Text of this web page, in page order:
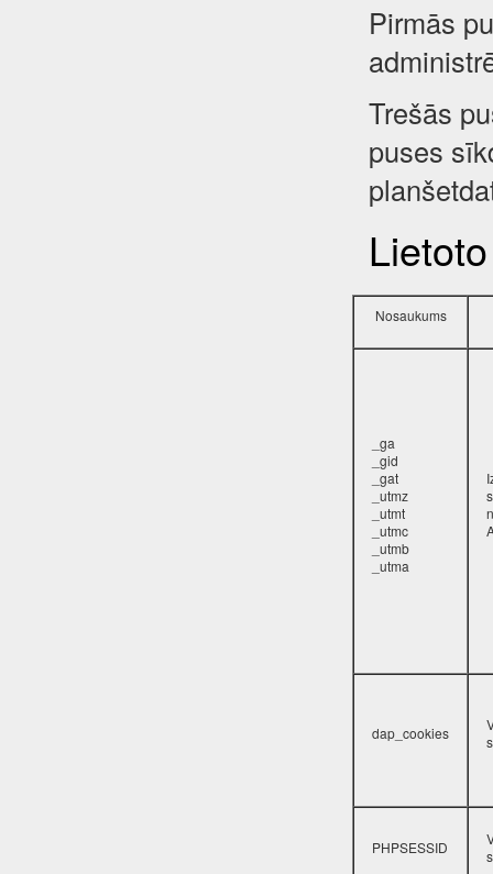
Pirmās
Trešās
puses
Nosaukums
_ga
_gid
_gat
_utmz
_utmt
_utmc
_utmb
_utma
dap_cookies
PHPSESSID